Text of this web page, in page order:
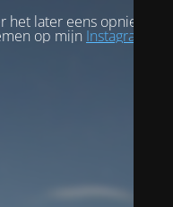
later eens opnieuw.
op mijn Instagram